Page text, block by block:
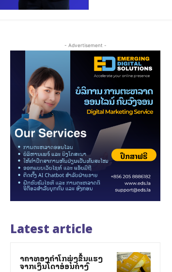
- Advertisement -
Latest article
ລາຄາທອງຄຳໂລກພຸ່ງຂຶ້ນແຮງ
ຈາກເງິນໂດລາອ່ອນຄ່າລົງ